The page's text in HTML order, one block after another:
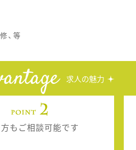
、等
求人の魅力
もご相談可能です